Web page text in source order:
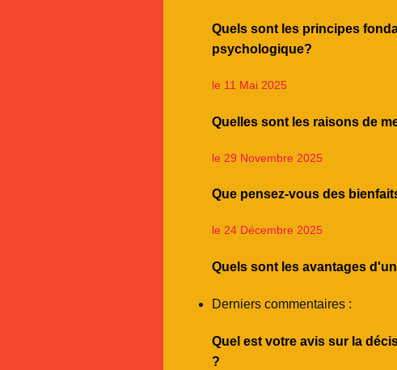
Quels sont les principes
psychologique?
le 11 Mai 2025
Quelles sont les raisons de
le 29 Novembre 2025
Que pensez-vous des
le 24 Décembre 2025
Quels sont les avantages
Derniers commentaires :
Quel est votre avis sur la
?